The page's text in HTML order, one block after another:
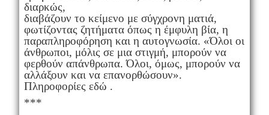
διαρκώς,
διαβάζουν το κείμενο με σύγχρονη ματιά,
φωτίζοντας ζητήματα όπως η έμφυλη βία, η
παραπληροφόρηση και η αυτογνωσία. «Όλοι οι
άνθρωποι, μόλις σε μια στιγμή, μπορούν να
φερθούν απάνθρωπα. Όλοι, όμως, μπορούν να
αλλάξουν και να επανορθώσουν».
Πληροφορίες εδώ .
***